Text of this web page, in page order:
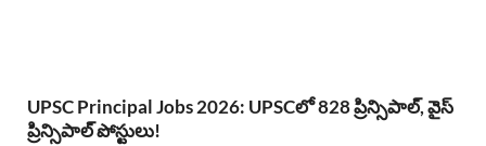
UPSC Principal Jobs 2026: UPSCలో 828 ప్రిన్సిపాల్, వైస్
ప్రిన్సిపాల్ పోస్టులు!